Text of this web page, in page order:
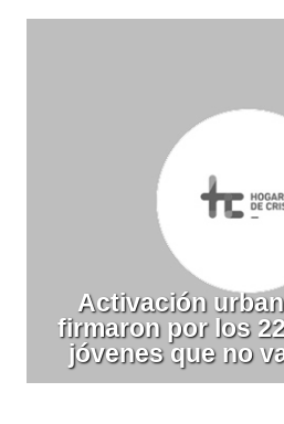
Activación
firmaron por los
jóvenes que no